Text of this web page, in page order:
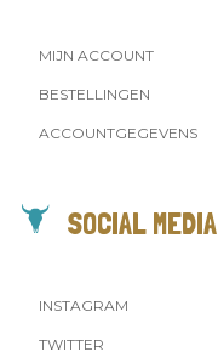
MIJN ACCOUNT
BESTELLINGEN
ACCOUNTGEGEVENS
SOCIAL MEDIA
INSTAGRAM
TWITTER